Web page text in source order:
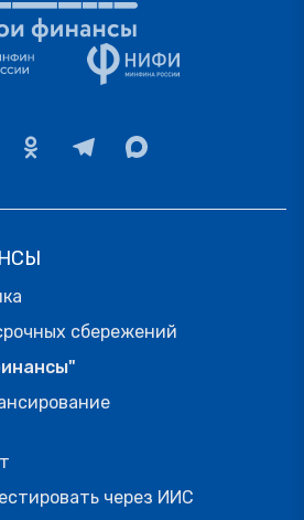
сбережений
через ИИС